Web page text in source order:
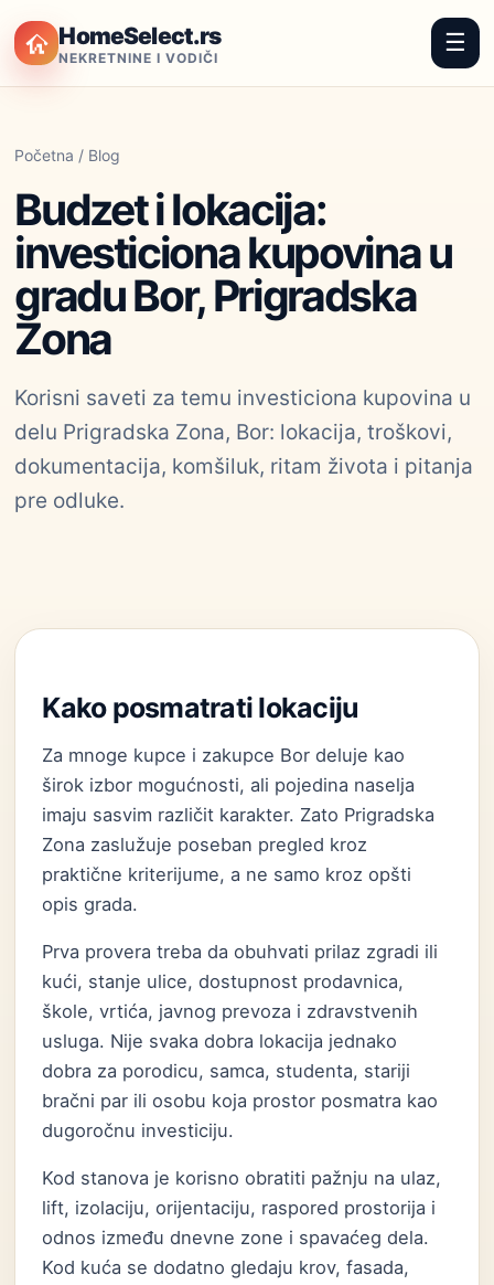
HomeSelect.rs
NEKRETNINE I VODIČI
☰
Početna / Blog
Budzet i lokacija:
investiciona kupovina u
gradu Bor, Prigradska
Zona
Korisni saveti za temu investiciona kupovina u
delu Prigradska Zona, Bor: lokacija, troškovi,
dokumentacija, komšiluk, ritam života i pitanja
pre odluke.
Kako posmatrati lokaciju
Za mnoge kupce i zakupce Bor deluje kao
širok izbor mogućnosti, ali pojedina naselja
imaju sasvim različit karakter. Zato Prigradska
Zona zaslužuje poseban pregled kroz
praktične kriterijume, a ne samo kroz opšti
opis grada.
Prva provera treba da obuhvati prilaz zgradi ili
kući, stanje ulice, dostupnost prodavnica,
škole, vrtića, javnog prevoza i zdravstvenih
usluga. Nije svaka dobra lokacija jednako
dobra za porodicu, samca, studenta, stariji
bračni par ili osobu koja prostor posmatra kao
dugoročnu investiciju.
Kod stanova je korisno obratiti pažnju na ulaz,
lift, izolaciju, orijentaciju, raspored prostorija i
odnos između dnevne zone i spavaćeg dela.
Kod kuća se dodatno gledaju krov, fasada,